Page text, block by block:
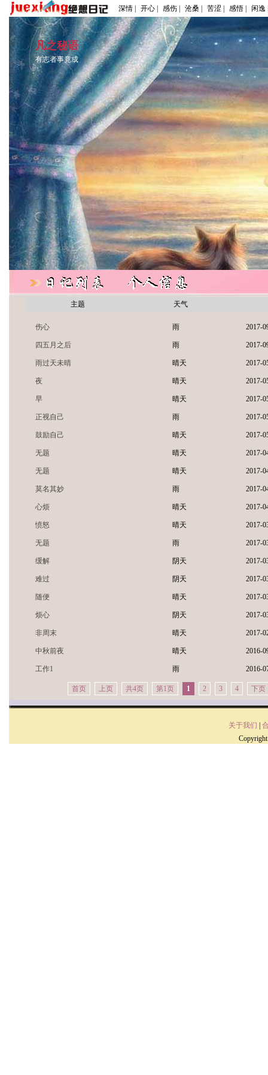
深情 | 开心 | 感伤 | 沧桑 | 苦涩 | 感悟 | 闲逸 |
凡之秘语
有志者事竟成
主题 天气
伤心 雨 2017-
四五月之后 雨 2017-
雨过天未晴 晴天 2017-
夜 晴天 2017-
早 晴天 2017-
正视自己 雨 2017-
鼓励自己 晴天 2017-
无题 晴天 2017-
无题 晴天 2017-
莫名其妙 雨 2017-
心烦 晴天 2017-
愤怒 晴天 2017-
无题 雨 2017-
缓解 阴天 2017-
难过 阴天 2017-
随便 晴天 2017-
烦心 阴天 2017-
非周末 晴天 2017-
中秋前夜 晴天 2016-
工作1 雨 2016-
首页 上页 共4页 第1页 1 2 3 4 下页
关于我们